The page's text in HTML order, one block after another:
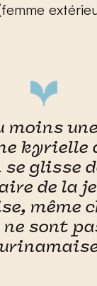
moins
kyrielle
se glisse
de la
même
sont